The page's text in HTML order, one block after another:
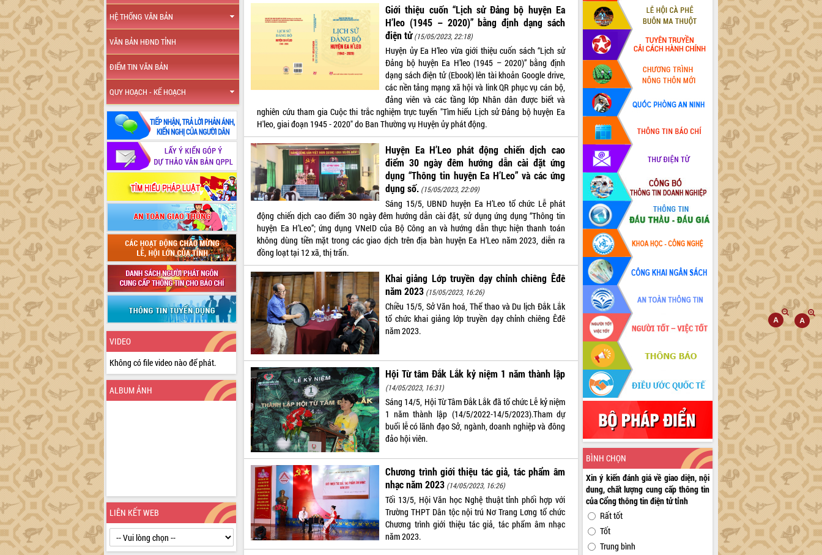
HỆ THỐNG VĂN BẢN
VĂN BẢN HĐND TỈNH
ĐIỂM TIN VĂN BẢN
QUY HOẠCH - KẾ HOẠCH
VIDEO
Không có file video nào để phát.
ALBUM ẢNH
LIÊN KẾT WEB
Giới thiệu cuốn “Lịch sử Đảng bộ huyện Ea
H’leo (1945 – 2020)” bằng định dạng sách
điện tử (15/05/2023, 22:18)
Huyện ủy Ea H’leo vừa giới thiệu cuốn sách “Lịch sử
Đảng bộ huyện Ea H’leo (1945 – 2020)” bằng định
dạng sách điện tử (Ebook) lên tài khoản Google drive,
các nền tảng mạng xã hội và link QR phục vụ cán bộ,
đảng viên và các tầng lớp Nhân dân được biết và
nghiên cứu tham gia Cuộc thi trắc nghiệm trực tuyến "Tìm hiểu Lịch sử Đảng bộ huyện Ea
H'leo, giai đoạn 1945 - 2020" do Ban Thường vụ Huyện ủy phát động.
Huyện Ea H’Leo phát động chiến dịch cao
điểm 30 ngày đêm hướng dẫn cài đặt ứng
dụng “Thông tin huyện Ea H’Leo” và các ứng
dụng số. (15/05/2023, 22:09)
Sáng 15/5, UBND huyện Ea H’Leo tổ chức Lễ phát
động chiến dịch cao điểm 30 ngày đêm hướng dẫn cài đặt, sử dụng ứng dụng “Thông tin
huyện Ea H’Leo”; ứng dụng VNeID của Bộ Công an và hướng dẫn thực hiện thanh toán
không dùng tiền mặt trong các giao dịch trên địa bàn huyện Ea H’Leo năm 2023, diễn ra
đồng loạt tại 12 xã, thị trấn.
Khai giảng Lớp truyền dạy chỉnh chiêng Êđê
năm 2023 (15/05/2023, 16:26)
Chiều 15/5, Sở Văn hoá, Thể thao và Du lịch Đắk Lắk
tổ chức khai giảng lớp truyền dạy chỉnh chiêng Êđê
năm 2023.
Hội Từ tâm Đắk Lắk kỷ niệm 1 năm thành lập
(14/05/2023, 16:31)
Sáng 14/5, Hội Từ Tâm Đắk Lắk đã tổ chức Lễ kỷ niệm
1 năm thành lập (14/5/2022-14/5/2023).Tham dự
buổi lễ có lãnh đạo Sở, ngành, doanh nghiệp và đông
đảo hội viên.
Chương trình giới thiệu tác giả, tác phẩm âm
nhạc năm 2023 (14/05/2023, 16:26)
Tối 13/5, Hội Văn học Nghệ thuật tỉnh phối hợp với
Trường THPT Dân tộc nội trú Nơ Trang Lơng tổ chức
Chương trình giới thiệu tác giả, tác phẩm âm nhạc
năm 2023.
BÌNH CHỌN
Xin ý kiến đánh giá về giao diện, nội
dung, chất lượng cung cấp thông tin
của Cổng thông tin điện tử tỉnh
Rất tốt
Tốt
Trung bình